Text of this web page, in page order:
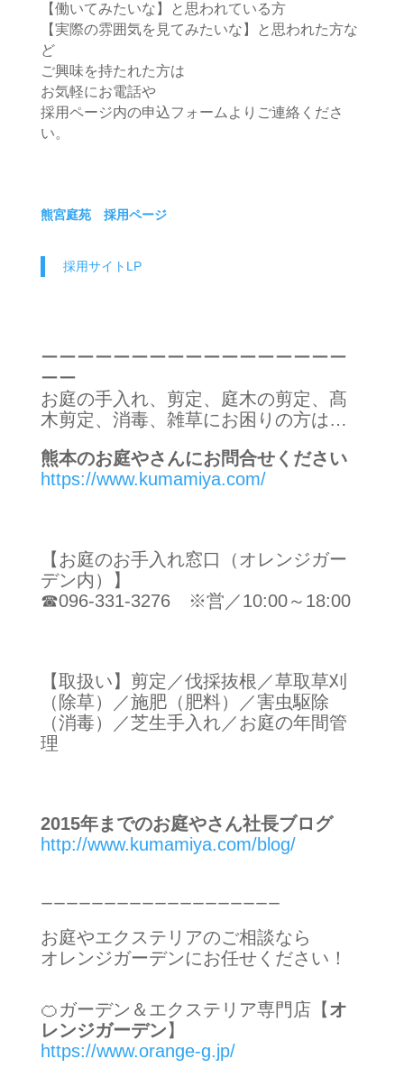
【働いてみたいな】と思われている方
【実際の雰囲気を見てみたいな】と思われた方な
ど
ご興味を持たれた方は
お気軽にお電話や
採用ページ内の申込フォームよりご連絡くださ
い。
熊宮庭苑 採用ページ
採用サイトLP
ーーーーーーーーーーーーーーーーー
ーー
お庭の手入れ、剪定、庭木の剪定、髙
木剪定、消毒、雑草にお困りの方は…
熊本のお庭やさんにお問合せください
https://www.kumamiya.com/
【お庭のお手入れ窓口（オレンジガー
デン内）】
☎096-331-3276 ※営／10:00～18:00
【取扱い】剪定／伐採抜根／草取草刈
（除草）／施肥（肥料）／害虫駆除
（消毒）／芝生手入れ／お庭の年間管
理
2015年までのお庭やさん社長ブログ
http://www.kumamiya.com/blog/
ーーーーーーーーーーーーーーーーーーー
お庭やエクステリアのご相談なら
オレンジガーデンにお任せください！
🍊ガーデン＆エクステリア専門店【オ
レンジガーデン】
https://www.orange-g.jp/